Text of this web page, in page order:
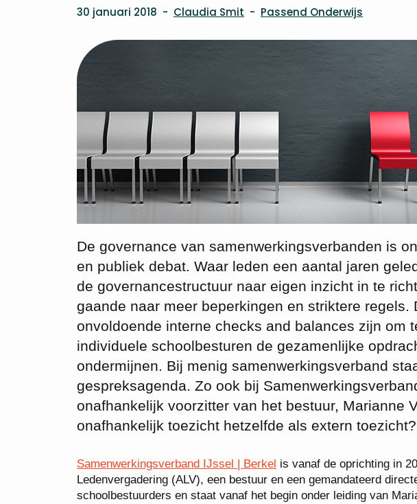
30 januari 2018 - Claudia Smit - Passend Onderwijs
De governance van samenwerkingsverbanden is
en publiek debat. Waar leden een aantal jaren
de governancestructuur naar eigen inzicht in te
gaande naar meer beperkingen en striktere regels.
onvoldoende interne checks and balances zijn om
individuele schoolbesturen de gezamenlijke
ondermijnen. Bij menig samenwerkingsverband
gespreksagenda. Zo ook bij
onafhankelijk voorzitter van het bestuur, Marianne
onafhankelijk toezicht hetzelfde als extern toezicht?
Samenwerkingsverband IJssel | Berkel is vanaf de oprichting in
Ledenvergadering (ALV), een bestuur en een gemandateerd
schoolbestuurders en staat vanaf het begin onder leiding van